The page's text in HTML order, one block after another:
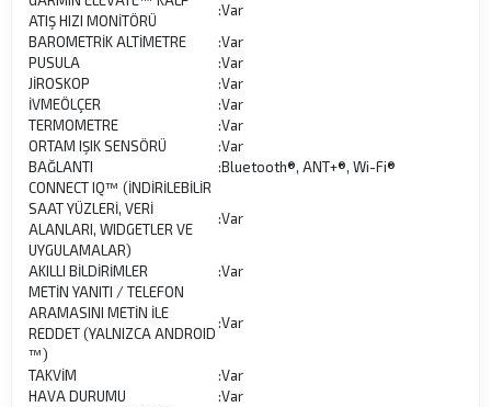
ATIŞ HIZI MONİTÖRÜ
:Var
BAROMETRİK ALTİMETRE
:Var
PUSULA
:Var
JİROSKOP
:Var
İVMEÖLÇER
:Var
TERMOMETRE
:Var
ORTAM IŞIK SENSÖRÜ
:Var
BAĞLANTI
:Bluetooth®, ANT+®, Wi-Fi®
CONNECT IQ™ (İNDİRİLEBİLİR
SAAT YÜZLERİ, VERİ
ALANLARI, WIDGETLER VE
UYGULAMALAR)
:Var
AKILLI BİLDİRİMLER :Var
METİN YANITI / TELEFON
ARAMASINI METİN İLE
REDDET (YALNIZCA ANDROID
™)
:Var
TAKVİM :Var
HAVA DURUMU
:Var